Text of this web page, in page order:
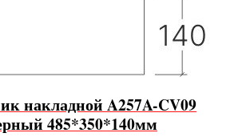
накладной A257A-CV09
485*350*140мм